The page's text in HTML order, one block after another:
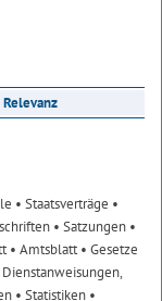
Relevanz
• Staatsverträge •
• Satzungen •
• Amtsblatt• Gesetze
• Statistiken •